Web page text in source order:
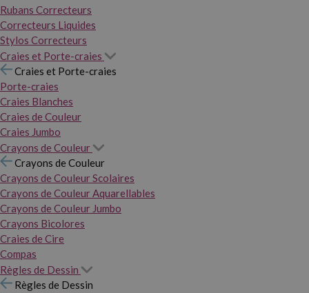
Rubans Correcteurs
Correcteurs Liquides
Stylos Correcteurs
Craies et Porte-craies
Craies et Porte-craies
Porte-craies
Craies Blanches
Craies de Couleur
Craies Jumbo
Crayons de Couleur
Crayons de Couleur
Crayons de Couleur Scolaires
Crayons de Couleur Aquarellables
Crayons de Couleur Jumbo
Crayons Bicolores
Craies de Cire
Compas
Règles de Dessin
Règles de Dessin